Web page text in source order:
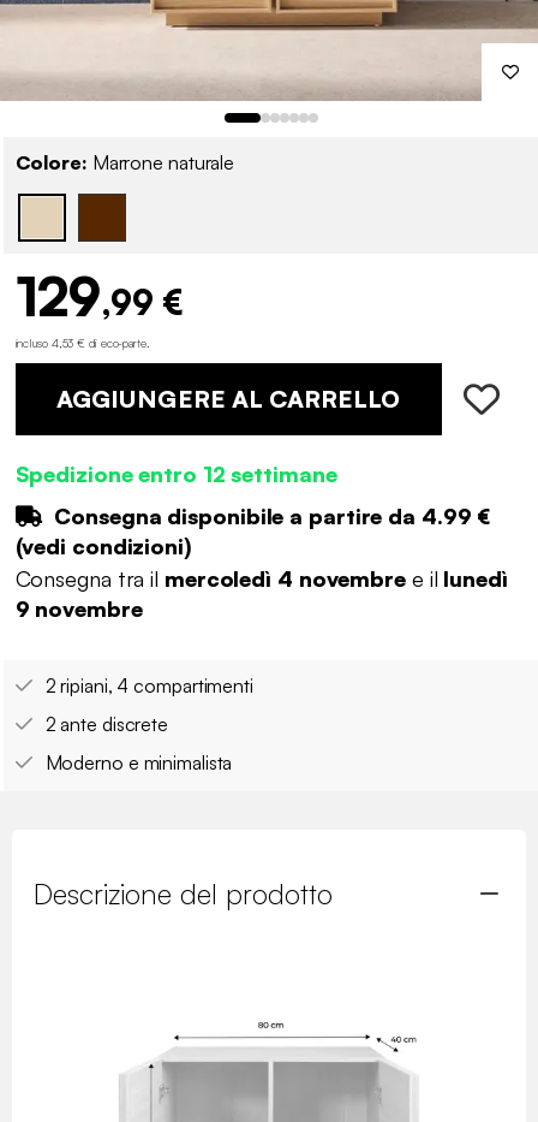
Colore: Marrone naturale
129,99 €
incluso 4,53 € di eco-parte.
AGGIUNGERE AL CARRELLO
Spedizione entro 12 settimane
Consegna disponibile a partire da 4.99 €
(vedi condizioni)
Consegna tra il mercoledì 4 novembree il lunedì
9 novembre
2 ripiani, 4 compartimenti
2 ante discrete
Moderno e minimalista
Descrizione del prodotto